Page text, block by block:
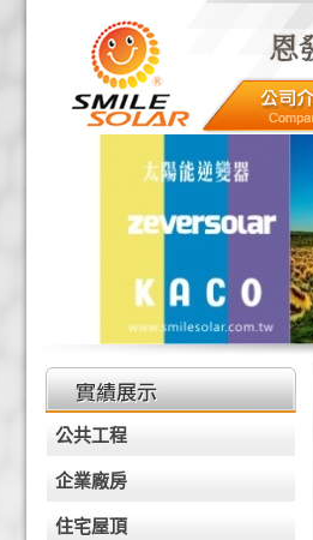
公共工程
企業廠房
住宅屋頂